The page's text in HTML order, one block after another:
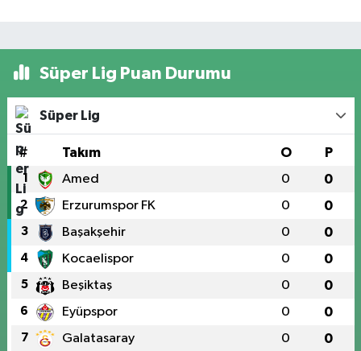
Süper Lig Puan Durumu
Süper Lig
# Takım O P
1 Amed 0 0
2 Erzurumspor FK 0 0
3 Başakşehir 0 0
4 Kocaelispor 0 0
5 Beşiktaş 0 0
6 Eyüpspor 0 0
7 Galatasaray 0 0